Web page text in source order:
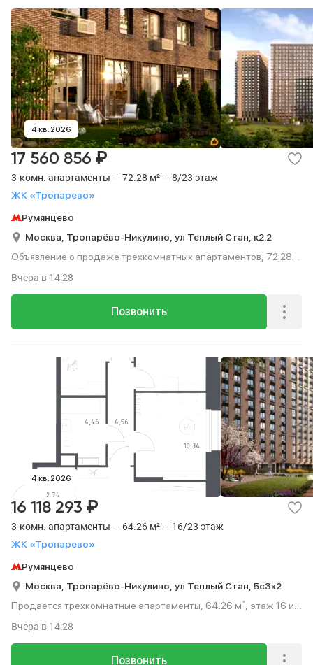
4 кв. 2026
3-комн. апартаменты — 72.28 м² — 8/23 этаж
ЖК «Тропарево»
17 560 856 ₽
Румянцево
Москва, Тропарёво-Никулино, ул Теплый Стан, к2.2
Объявление о продаже трехкомнатных апартаментов, 72.28
Позвонить
Вчера в 14:28
4 кв. 2026
3-комн. апартаменты — 64.26 м² — 16/23 этаж
ЖК «Тропарево»
16 118 293 ₽
Румянцево
Москва, Тропарёво-Никулино, ул Теплый Стан, 5с3к2
Продается трехкомнатные апартаменты, 64.26 м², этаж 16 из
Позвонить
Вчера в 14:28